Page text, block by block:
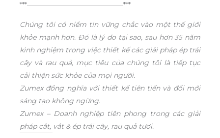
***——————————————***
Chúng tôi có niềm tin vững chắc vào một thế giới
khỏe mạnh hơn. Đó là lý do tại sao, sau hơn 35 năm
kinh nghiệm trong việc thiết kế các giải pháp ép trái
cây và rau quả, mục tiêu của chúng tôi là tiếp tục
cải thiện sức khỏe của mọi người.
Zumex đồng nghĩa với thiết kế tiên tiến và đổi mới
sáng tạo không ngừng.
Zumex – Doanh nghiệp tiên phong trong các giải
pháp cắt, vắt & ép trái cây, rau quả tươi.